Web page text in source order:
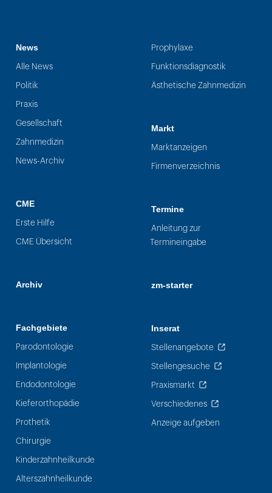
News
Alle News
Politik
Praxis
Gesellschaft
Zahnmedizin
News-Archiv
CME
Erste Hilfe
CME Übersicht
Archiv
Fachgebiete
Parodontologie
Implantologie
Endodontologie
Kieferorthopädie
Prothetik
Chirurgie
Kinderzahnheilkunde
Alterszahnheilkunde
Prophylaxe
Funktionsdiagnostik
Ästhetische Zahnmedizin
Markt
Marktanzeigen
Firmenverzeichnis
Termine
Anleitung zur
Termineingabe
zm-starter
Inserat
Stellenangebote
Stellengesuche
Praxismarkt
Verschiedenes
Anzeige aufgeben